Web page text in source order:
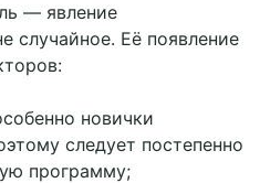
— явление
случайное. Её появление
новички
следует постепенно
программу;